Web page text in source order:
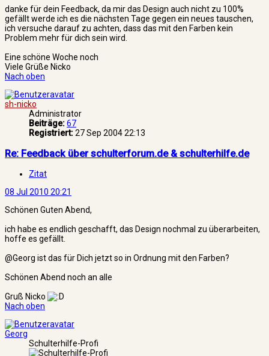
danke für dein Feedback, da mir das Design auch nicht zu 100%
gefällt werde ich es die nächsten Tage gegen ein neues tauschen,
ich versuche darauf zu achten, dass das mit den Farben kein
Problem mehr für dich sein wird.
Eine schöne Woche noch
Viele Grüße Nicko
Nach oben
sh-nicko
Administrator
Beiträge:67
Registriert:27 Sep 2004 22:13
Re: Feedback über schulterforum.de & schulterhilfe.de
Zitat
08 Jul 2010 20:21
Schönen Guten Abend,
ich habe es endlich geschafft, das Design nochmal zu überarbeiten,
hoffe es gefällt.
@Georg ist das für Dich jetzt so in Ordnung mit den Farben?
Schönen Abend noch an alle
Gruß Nicko
Nach oben
Georg
Schulterhilfe-Profi